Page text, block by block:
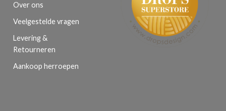
Over ons
Veelgestelde vragen
Levering &
Retourneren
Aankoop herroepen